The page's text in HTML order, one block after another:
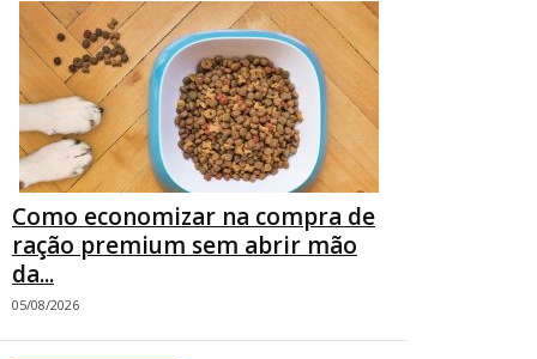
Como economizar na compra de
ração premium sem abrir mão
da...
05/08/2026